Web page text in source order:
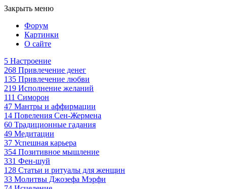
Закрыть меню
Форум
Картинки
О сайте
5 Настроение
268 Привлечение денег
135 Привлечение любви
219 Исполнение желаний
111 Симорон
47 Мантры и аффирмации
14 Повеления Сен-Жермена
60 Традиционные гадания
49 Медитации
37 Успешная карьера
354 Позитивное мышление
331 Фен-шуй
128 Статьи и ритуалы для женщин
33 Молитвы Джозефа Мэрфи